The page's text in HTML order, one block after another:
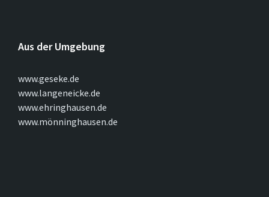
Aus der Umgebung
www.geseke.de
www.langeneicke.de
www.ehringhausen.de
www.mönninghausen.de